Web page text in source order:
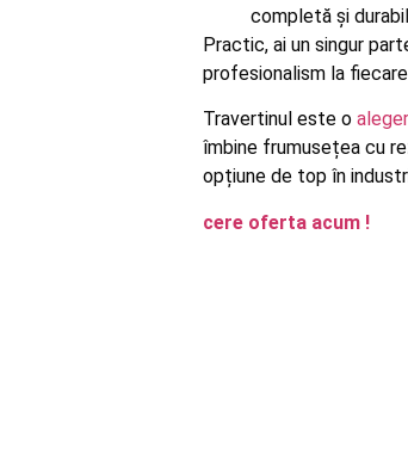
completă și
Practic, ai un singur
profesionalism la
Travertinul este o
îmbine frumusețea cu
opțiune de top în
cere oferta acum !